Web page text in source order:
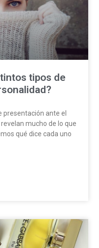
tipos de
presentación ante el
mucho de lo que
qué dice cada uno